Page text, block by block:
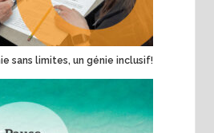
sans limites, un génie inclusif!